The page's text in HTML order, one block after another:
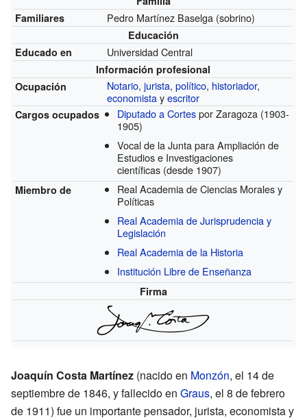
Familiares
Pedro Martínez Baselga (sobrino)
Educación
Educado en
Universidad Central
Información profesional
Ocupación
Notario,jurista,político, historiador,
economistayescritor
Cargos ocupados Diputado a Cortespor Zaragoza (1903-
1905)
Vocal de la Junta para Ampliación de
Estudios e Investigaciones
científicas (desde 1907)
Miembro de
Real Academia de Ciencias Morales y
Políticas
Real Academia de Jurisprudencia y
Legislación
Real Academia de la Historia
Institución Libre de Enseñanza
Firma
Joaquín Costa Martínez (nacido en Monzón, el 14 de
septiembre de 1846, y fallecido en Graus, el 8 de febrero
de 1911) fue un importante pensador, jurista, economista y